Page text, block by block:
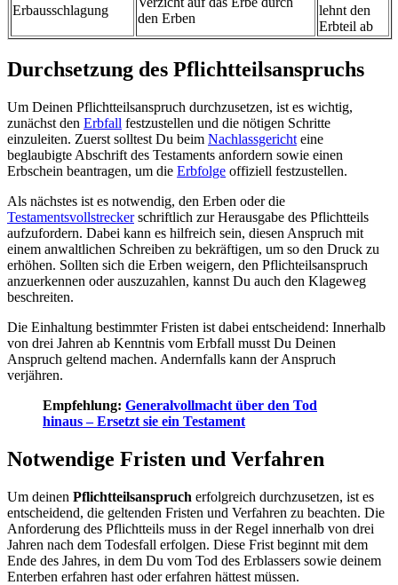
Erbausschlagung
den Erben
lehnt den
Erbteil ab
Durchsetzung des Pflichtteilsanspruchs
Um Deinen Pflichtteilsanspruch durchzusetzen, ist es wichtig,
zunächst den Erbfall festzustellen und die nötigen Schritte
einzuleiten. Zuerst solltest Du beim Nachlassgericht eine
beglaubigte Abschrift des Testaments anfordern sowie einen
Erbschein beantragen, um die Erbfolge offiziell festzustellen.
Als nächstes ist es notwendig, den Erben oder die
Testamentsvollstreckerschriftlich zur Herausgabe des Pflichtteils
aufzufordern. Dabei kann es hilfreich sein, diesen Anspruch mit
einem anwaltlichen Schreiben zu bekräftigen, um so den Druck zu
erhöhen. Sollten sich die Erben weigern, den Pflichteilsanspruch
anzuerkennen oder auszuzahlen, kannst Du auch den Klageweg
beschreiten.
Die Einhaltung bestimmter Fristen ist dabei entscheidend: Innerhalb
von drei Jahren ab Kenntnis vom Erbfall musst Du Deinen
Anspruch geltend machen. Andernfalls kann der Anspruch
verjähren.
Empfehlung: Generalvollmacht über den Tod
hinaus – Ersetzt sie ein Testament
Notwendige Fristen und Verfahren
Um deinen Pflichtteilsanspruch erfolgreich durchzusetzen, ist es
entscheidend, die geltenden Fristen und Verfahren zu beachten. Die
Anforderung des Pflichtteils muss in der Regel innerhalb von drei
Jahren nach dem Todesfall erfolgen. Diese Frist beginnt mit dem
Ende des Jahres, in dem Du vom Tod des Erblassers sowie deinem
Enterben erfahren hast oder erfahren hättest müssen.